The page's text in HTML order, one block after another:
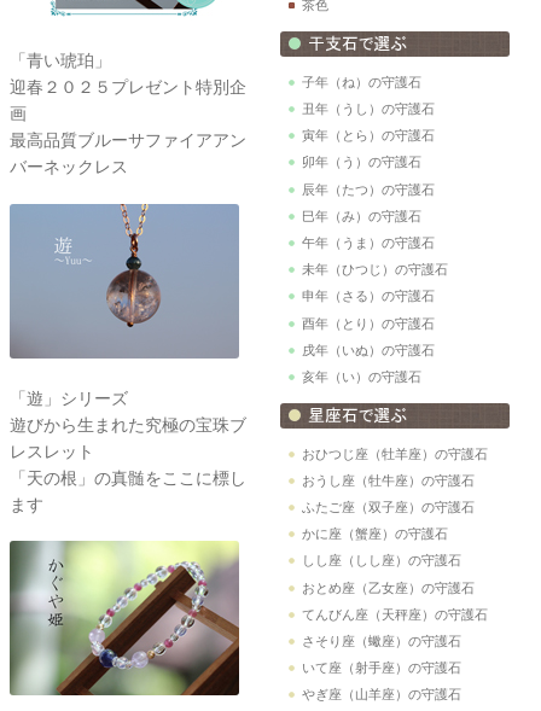
「青い琥珀」
迎春２０２５プレゼント特別企
画
最高品質ブルーサファイアアン
バーネックレス
「遊」シリーズ
遊びから生まれた究極の宝珠ブ
レスレット
「天の根」の真髄をここに標し
ます
茶色
子年（ね）の守護石
丑年（うし）の守護石
寅年（とら）の守護石
卯年（う）の守護石
辰年（たつ）の守護石
巳年（み）の守護石
午年（うま）の守護石
未年（ひつじ）の守護石
申年（さる）の守護石
酉年（とり）の守護石
戌年（いぬ）の守護石
亥年（い）の守護石
おひつじ座（牡羊座）の守護石
おうし座（牡牛座）の守護石
ふたご座（双子座）の守護石
かに座（蟹座）の守護石
しし座（しし座）の守護石
おとめ座（乙女座）の守護石
てんびん座（天秤座）の守護石
さそり座（蠍座）の守護石
いて座（射手座）の守護石
やぎ座（山羊座）の守護石